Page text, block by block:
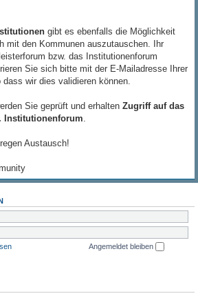
gibt es ebenfalls die Möglichkeit
mit den Kommunen auszutauschen. Ihr
bzw. das Institutionenforum
Sie sich bitte mit der E-Mailadresse Ihrer
wir dies validieren können.
Sie geprüft und erhalten Zugriff auf das
Institutionenforum
Austausch!
Angemeldet bleiben